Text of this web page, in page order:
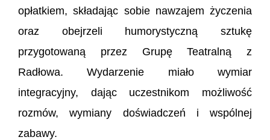
opłatkiem, składając sobie nawzajem życzenia
oraz obejrzeli humorystyczną sztukę
przygotowaną przez Grupę Teatralną z
Radłowa. Wydarzenie miało wymiar
integracyjny, dając uczestnikom możliwość
rozmów, wymiany doświadczeń i wspólnej
zabawy.